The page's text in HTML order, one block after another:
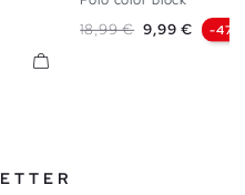
Precio base
18,99 € Precio
9,99 € -47%